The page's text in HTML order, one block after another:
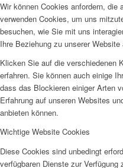
Wir können Cookies anfordern, die
verwenden Cookies, um uns
besuchen, wie Sie mit uns
Ihre Beziehung zu unserer Website
Klicken Sie auf die verschiedenen
erfahren. Sie können auch einige
dass das Blockieren einiger Arten
Erfahrung auf unseren Websites
anbieten können.
Wichtige Website Cookies
Diese Cookies sind unbedingt
verfügbaren Dienste zur